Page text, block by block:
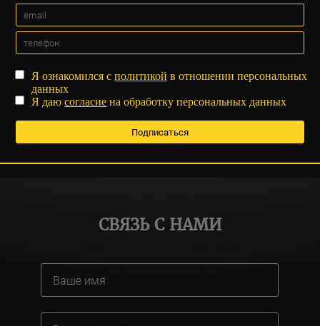
Я ознакомился сполитикой в отношении персональных
данных
Я даюсогласие на обработку персональных данных
СВЯЗЬ С НАМИ